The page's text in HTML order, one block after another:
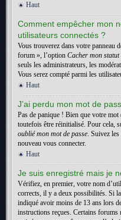
Haut
Comment empêcher mon
utilisateurs connectés ?
Vous trouverez dans votre panneau
forum », l’option Cacher mon statut
seuls les administrateurs, les
Vous serez compté parmi les
Haut
J’ai perdu mon mot de
Pas de panique ! Bien que votre mot
toutefois être réinitialisé. Pour cela,
oublié mon mot de passe. Suivez
nouveau vous connecter.
Haut
Je suis enregistré mais je
Vérifiez, en premier, votre nom
corrects, il y a deux possibilités. Si
indiqué avoir moins de 13 ans lors
instructions reçues. Certains